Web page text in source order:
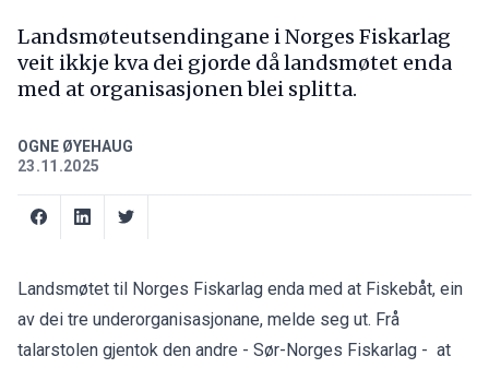
Landsmøteutsendingane i Norges Fiskarlag
veit ikkje kva dei gjorde då landsmøtet enda
med at organisasjonen blei splitta.
OGNE ØYEHAUG
23.11.2025
Landsmøtet til Norges Fiskarlag enda med at Fiskebåt, ein
av dei tre underorganisasjonane, melde seg ut. Frå
talarstolen gjentok den andre - Sør-Norges Fiskarlag - at